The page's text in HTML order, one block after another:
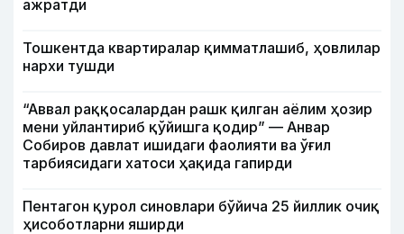
ажратди
Тошкентда квартиралар қимматлашиб, ҳовлилар
нархи тушди
“Аввал раққосалардан рашк қилган аёлим ҳозир
мени уйлантириб қўйишга қодир” — Анвар
Собиров давлат ишидаги фаолияти ва ўғил
тарбиясидаги хатоси ҳақида гапирди
Пентагон қурол синовлари бўйича 25 йиллик очиқ
ҳисоботларни яширди